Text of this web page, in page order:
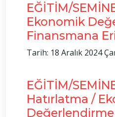
EĞİTİM/
Ekonomik
Finansmana
Tarih: 18 Aralık 2024
EĞİTİM/
Hatırlatma /